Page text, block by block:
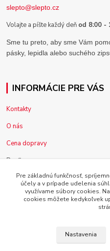
slepto@slepto.cz
Volajte a píšte každý deň od 8:00 -
Sme tu preto, aby sme Vám
pásky, lepidla alebo suchého
INFORMÁCIE PRE VÁS
Kontakty
O nás
Cena dopravy
Pre firmy
Reklamácia tovaru
Obchodné podmienky
Pre základnú funkčnosť,
účely a v prípade udelenia
využívame súbory cookies.
cookies môžete kedykoľvek
Nastavenia